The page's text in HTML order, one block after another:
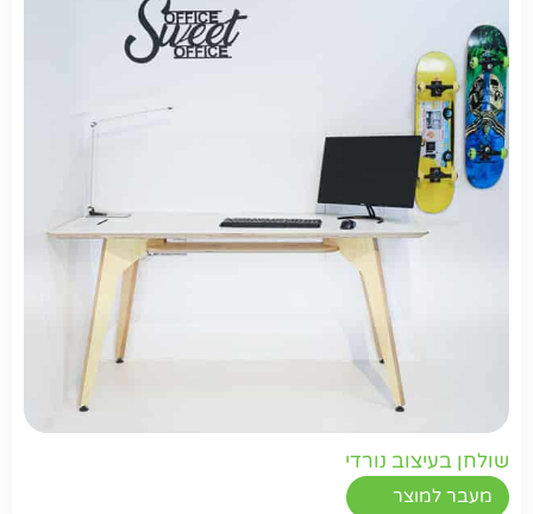
שולחן בעיצוב נורדי
מעבר למוצר